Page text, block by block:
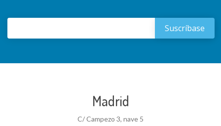
Madrid
C/ Campezo 3, nave 5